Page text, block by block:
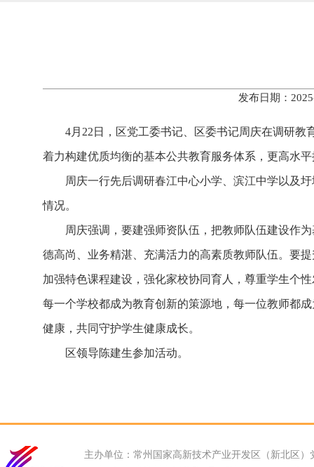
发布日期：
4月22日，区党工委书记、区委书记周庆在调研
着力构建优质均衡的基本公共教育服务体系，更高水
周庆一行先后调研春江中心小学、滨江中学以及
情况。
周庆强调，要建强师资队伍，把教师队伍建设作
德高尚、业务精湛、充满活力的高素质教师队伍。要
加强特色课程建设，强化家校协同育人，尊重学生个
每一个学校都成为教育创新的策源地，每一位教师都
健康，共同守护学生健康成长。
区领导陈建生参加活动。
主办单位：常州国家高新技术产业开发区（新北区）